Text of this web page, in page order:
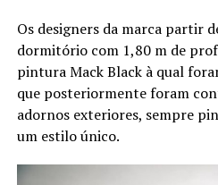
Os designers da marca partir
dormitório com 1,80 m de
pintura Mack Black à qual
que posteriormente foram
adornos exteriores, sempre
um estilo único.